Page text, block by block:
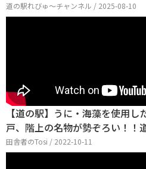
道の駅れびゅ〜チャンネル / 2025-08-10
【道の駅】うに・海藻を使用
戸、階上の名物が勢ぞろい！！
田舎者のTosi / 2022-10-11